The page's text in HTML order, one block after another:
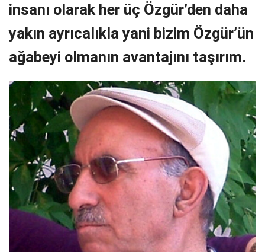
insanı olarak her üç Özgür’den daha
yakın ayrıcalıkla yani bizim Özgür’ün
ağabeyi olmanın avantajını taşırım.